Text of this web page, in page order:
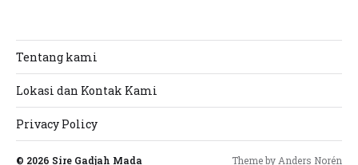
Tentang kami
Lokasi dan Kontak Kami
Privacy Policy
© 2026 Sire Gadjah Mada Theme by Anders Norén